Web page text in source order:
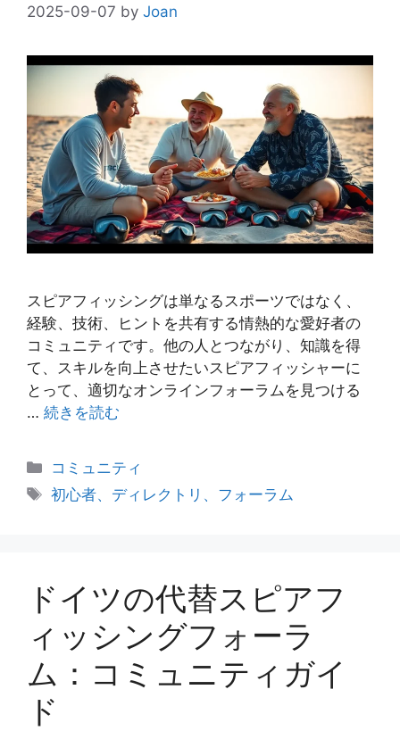
2025-09-07 by Joan
スピアフィッシングは単なるスポーツではなく、
経験、技術、ヒントを共有する情熱的な愛好者の
コミュニティです。他の人とつながり、知識を得
て、スキルを向上させたいスピアフィッシャーに
とって、適切なオンラインフォーラムを見つける
… 続きを読む
カ
テ
コミュニティ
タ
初心者、ディレクトリ、フォーラム
ドイツの代替スピアフ
ィッシングフォーラ
ム：コミュニティガイ
ド